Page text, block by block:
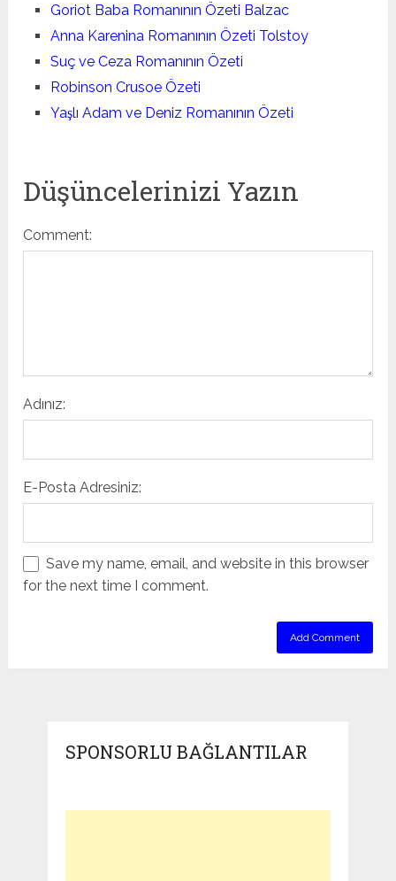
Goriot Baba Romanının Özeti Balzac
Anna Karenina Romanının Özeti Tolstoy
Suç ve Ceza Romanının Özeti
Robinson Crusoe Özeti
Yaşlı Adam ve Deniz Romanının Özeti
Düşüncelerinizi Yazın
Comment:
Adınız:
E-Posta Adresiniz:
Save my name, email, and website in this browser
for the next time I comment.
SPONSORLU BAĞLANTILAR